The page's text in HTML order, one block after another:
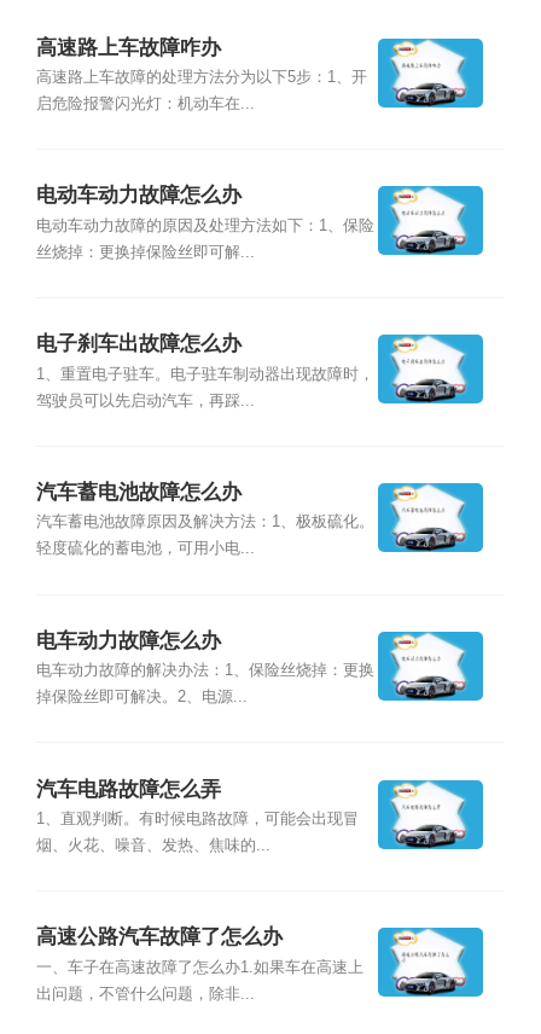
高速路上车故障咋办
高速路上车故障的处理方法分为以下5步：1、开
启危险报警闪光灯：机动车在...
电动车动力故障怎么办
电动车动力故障的原因及处理方法如下：1、保险
丝烧掉：更换掉保险丝即可解...
电子刹车出故障怎么办
1、重置电子驻车。电子驻车制动器出现故障时，
驾驶员可以先启动汽车，再踩...
汽车蓄电池故障怎么办
汽车蓄电池故障原因及解决方法：1、极板硫化。
轻度硫化的蓄电池，可用小电...
电车动力故障怎么办
电车动力故障的解决办法：1、保险丝烧掉：更换
掉保险丝即可解决。2、电源...
汽车电路故障怎么弄
1、直观判断。有时候电路故障，可能会出现冒
烟、火花、噪音、发热、焦味的...
高速公路汽车故障了怎么办
一、车子在高速故障了怎么办1.如果车在高速上
出问题，不管什么问题，除非...